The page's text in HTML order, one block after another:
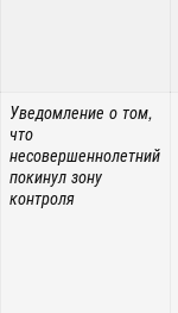
Уведомление о том,
что
несовершеннолетний
покинул зону
контроля